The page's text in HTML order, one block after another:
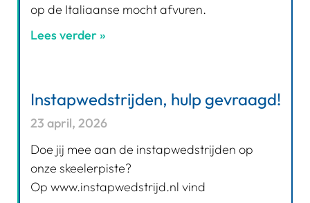
op de Italiaanse mocht afvuren.
Lees verder »
Instapwedstrijden, hulp gevraagd!
23 april, 2026
Doe jij mee aan de instapwedstrijden op
onze skeelerpiste?
Op www.instapwedstrijd.nl vind